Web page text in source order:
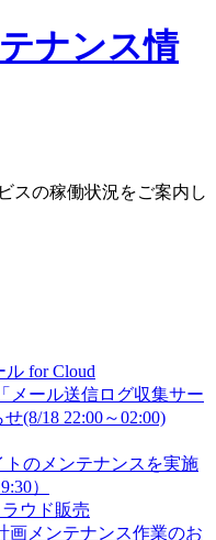
スの稼働状況をご案内し
ル for Cloud
メール送信ログ収集サー
(8/18 22:00～02:00)
のメンテナンスを実施
）
ウド販売
画メンテナンス作業のお